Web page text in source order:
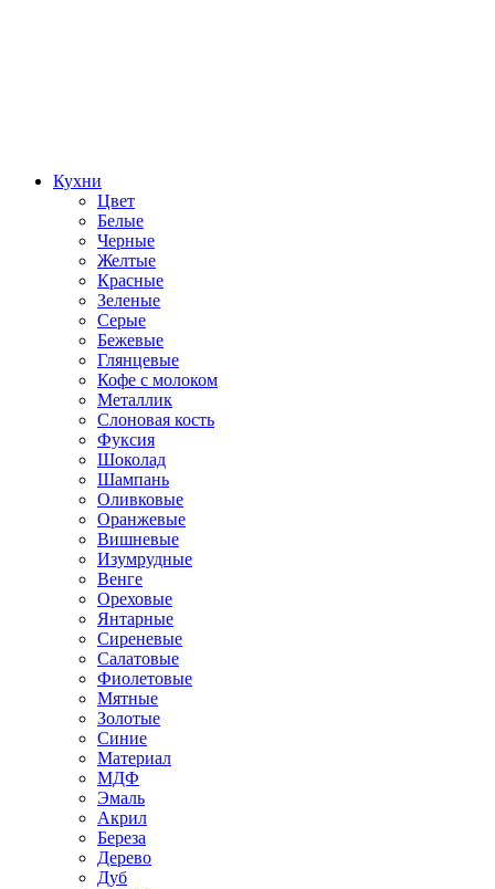
Кухни
Цвет
Белые
Черные
Желтые
Красные
Зеленые
Серые
Бежевые
Глянцевые
Кофе с молоком
Металлик
Слоновая кость
Фуксия
Шоколад
Шампань
Оливковые
Оранжевые
Вишневые
Изумрудные
Венге
Ореховые
Янтарные
Сиреневые
Салатовые
Фиолетовые
Мятные
Золотые
Синие
Материал
МДФ
Эмаль
Акрил
Береза
Дерево
Дуб